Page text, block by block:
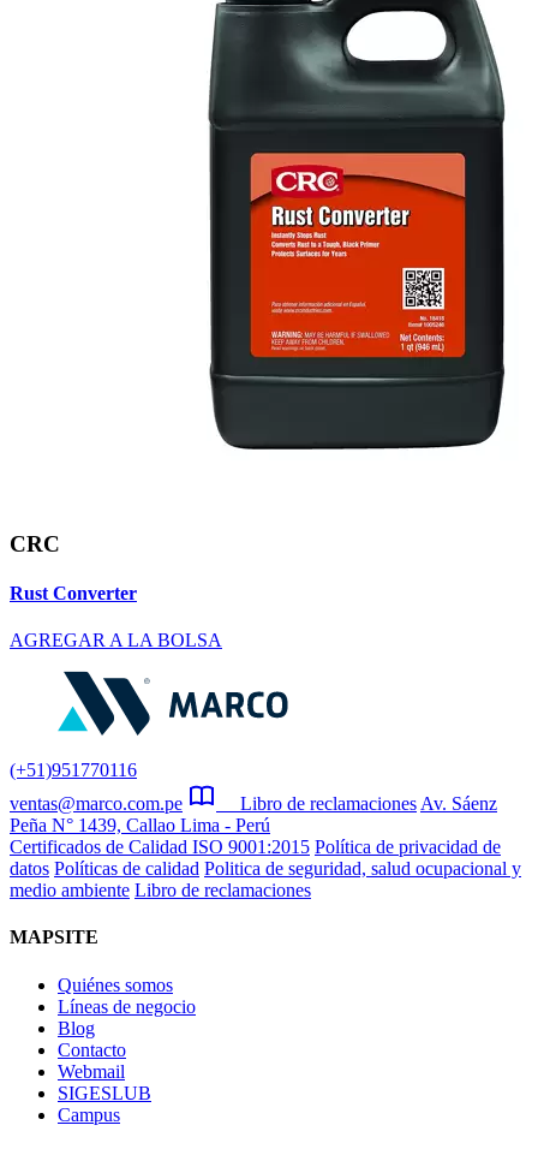
CRC
Rust Converter
AGREGAR A LA BOLSA
(+51)951770116
ventas@marco.com.pe
Libro de reclamaciones Av. Sáenz
Peña N° 1439, Callao Lima - Perú
Certificados de Calidad ISO 9001:2015 Política de privacidad de
datos Políticas de calidad Politica de seguridad, salud ocupacional y
medio ambiente Libro de reclamaciones
MAPSITE
Quiénes somos
Líneas de negocio
Blog
Contacto
Webmail
SIGESLUB
Campus